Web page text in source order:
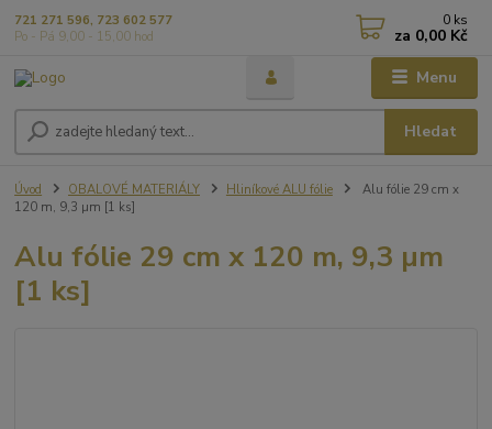
Menu
Hledat
721 271 596, 723 602 577
Po - Pá 9,00 - 15,00 hod
0 ks
za 0,00 Kč
Úvod OBALOVÉ MATERIÁLY Hliníkové ALU fólie
Alu fólie 29 cm x
120 m, 9,3 µm [1 ks]
Alu fólie 29 cm x 120 m, 9,3 µm
[1 ks]